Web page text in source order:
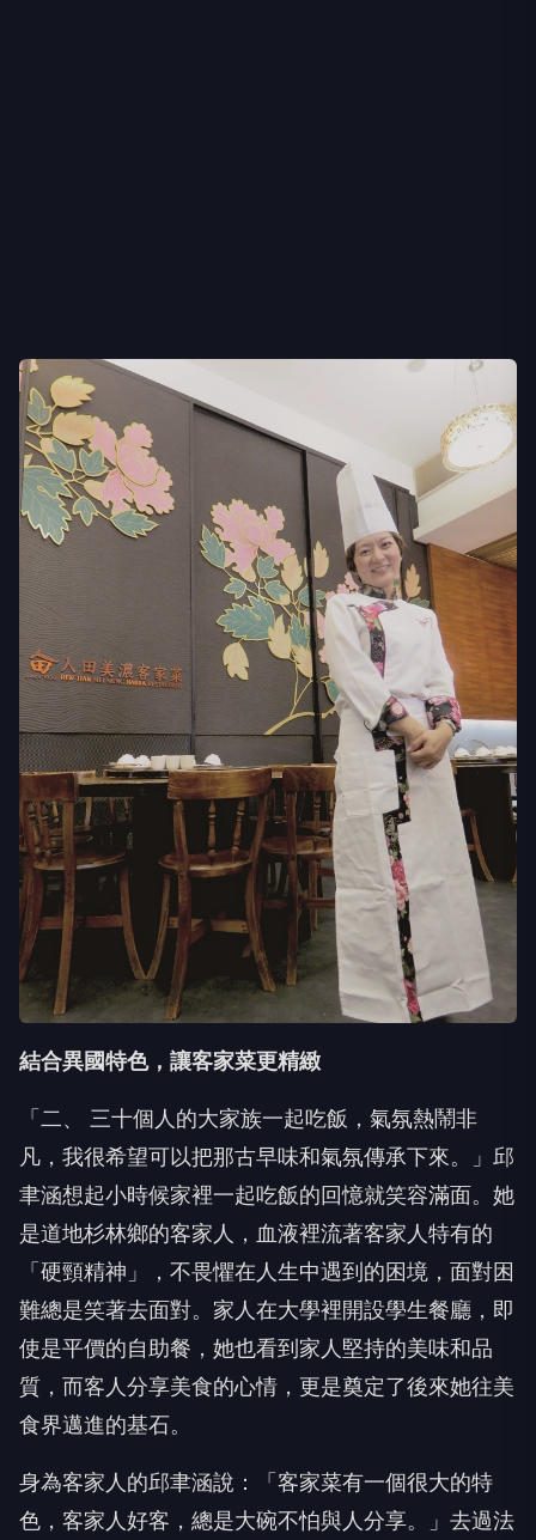
結合異國特色，讓客家菜更精緻
「二、 三十個人的大家族一起吃飯，氣氛熱鬧非
凡，我很希望可以把那古早味和氣氛傳承下來。」邱
聿涵想起小時候家裡一起吃飯的回憶就笑容滿面。她
是道地杉林鄉的客家人，血液裡流著客家人特有的
「硬頸精神」，不畏懼在人生中遇到的困境，面對困
難總是笑著去面對。家人在大學裡開設學生餐廳，即
使是平價的自助餐，她也看到家人堅持的美味和品
質，而客人分享美食的心情，更是奠定了後來她往美
食界邁進的基石。
身為客家人的邱聿涵說：「客家菜有一個很大的特
色，客家人好客，總是大碗不怕與人分享。」去過法